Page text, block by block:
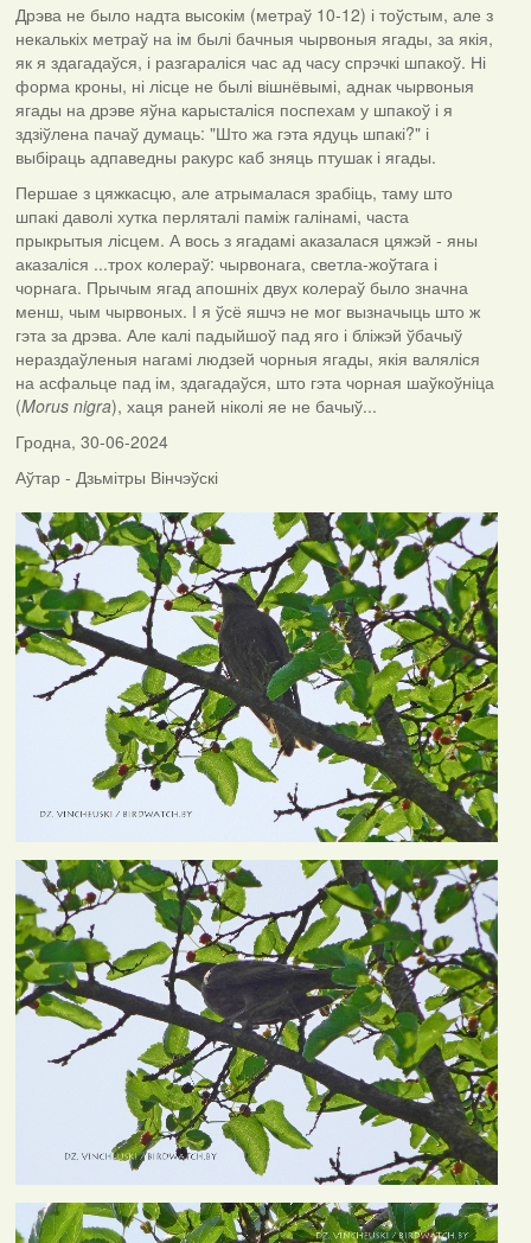
Дрэва не было надта высокім (метраў 10-12) і тоўстым, але з
некалькіх метраў на ім былі бачныя чырвоныя ягады, за якія,
як я здагадаўся, і разгараліся час ад часу спрэчкі шпакоў. Ні
форма кроны, ні лісце не былі вішнёвымі, аднак чырвоныя
ягады на дрэве яўна карысталіся поспехам у шпакоў і я
здзіўлена пачаў думаць: "Што жа гэта ядуць шпакі?" і
выбіраць адпаведны ракурс каб зняць птушак і ягады.
Першае з цяжкасцю, але атрымалася зрабіць, таму што
шпакі даволі хутка перляталі паміж галінамі, часта
прыкрытыя лісцем. А вось з ягадамі аказалася цяжэй - яны
аказаліся ...трох колераў: чырвонага, светла-жоўтага і
чорнага. Прычым ягад апошніх двух колераў было значна
менш, чым чырвоных. І я ўсё яшчэ не мог вызначыць што ж
гэта за дрэва. Але калі падыйшоў пад яго і бліжэй ўбачыў
нераздаўленыя нагамі людзей чорныя ягады, якія валяліся
на асфальце пад ім, здагадаўся, што гэта чорная шаўкоўніца
(Morus nigra), хаця раней ніколі яе не бачыў...
Гродна, 30-06-2024
Аўтар - Дзьмітры Вінчэўскі